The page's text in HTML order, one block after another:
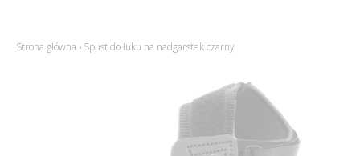
Strona główna › Spust do łuku na nadgarstek czarny